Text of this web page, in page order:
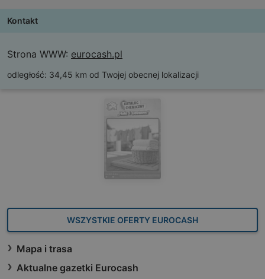
Kontakt
Strona WWW: eurocash.pl
odległość: 34,45 km od Twojej obecnej lokalizacji
WSZYSTKIE OFERTY EUROCASH
Mapa i trasa
Aktualne gazetki Eurocash